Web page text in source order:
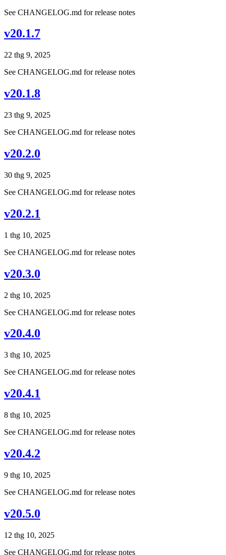
See CHANGELOG.md for release notes
v20.1.7
22 thg 9, 2025
See CHANGELOG.md for release notes
v20.1.8
23 thg 9, 2025
See CHANGELOG.md for release notes
v20.2.0
30 thg 9, 2025
See CHANGELOG.md for release notes
v20.2.1
1 thg 10, 2025
See CHANGELOG.md for release notes
v20.3.0
2 thg 10, 2025
See CHANGELOG.md for release notes
v20.4.0
3 thg 10, 2025
See CHANGELOG.md for release notes
v20.4.1
8 thg 10, 2025
See CHANGELOG.md for release notes
v20.4.2
9 thg 10, 2025
See CHANGELOG.md for release notes
v20.5.0
12 thg 10, 2025
See CHANGELOG.md for release notes